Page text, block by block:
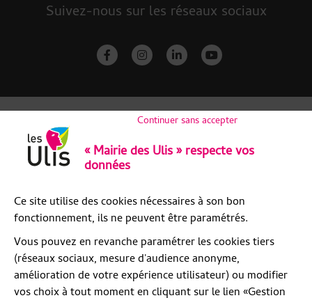
« Mairie des Ulis » respecte vos
données
Ce site utilise des cookies nécessaires à son bon
fonctionnement, ils ne peuvent être paramétrés.
Vous pouvez en revanche paramétrer les cookies tiers
(réseaux sociaux, mesure d'audience anonyme,
amélioration de votre expérience utilisateur) ou modifier
vos choix à tout moment en cliquant sur le lien «Gestion
Continuer sans accepter
Suivez-nous sur les réseaux sociaux
facebook-finstagramlinkedin-inyoutube